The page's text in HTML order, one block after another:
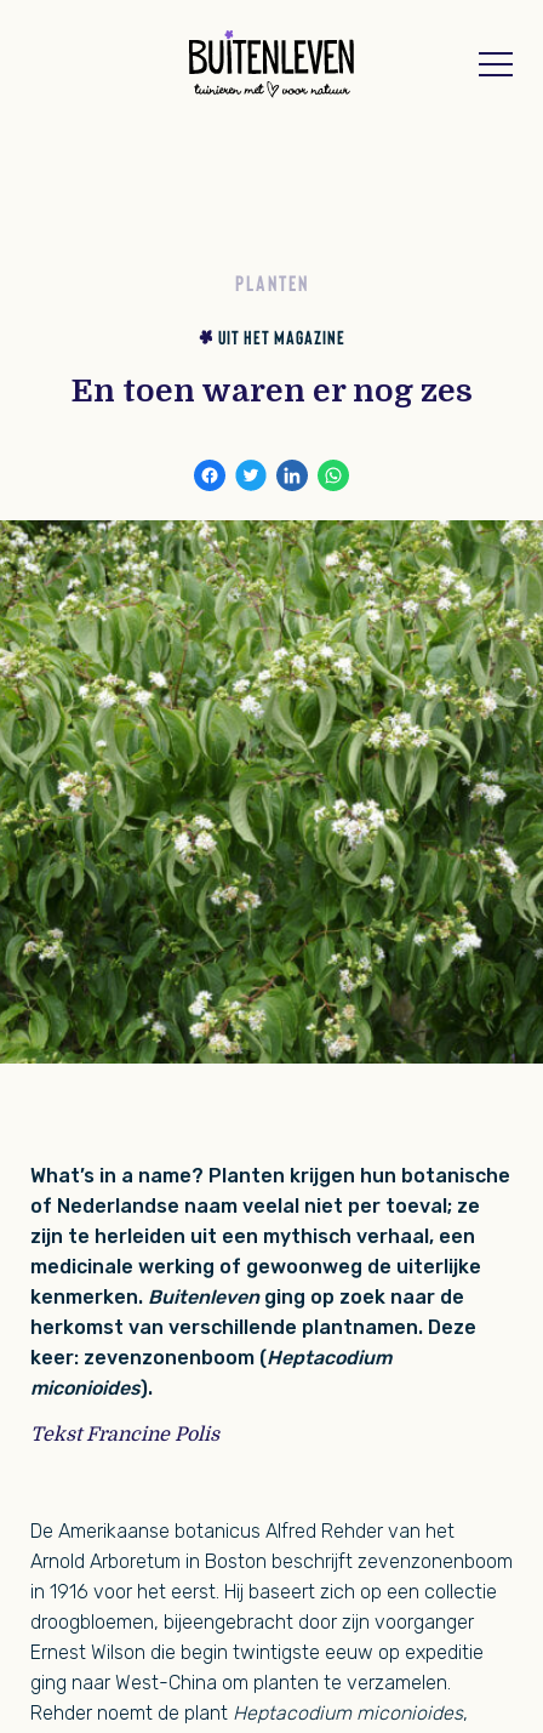
PLANTEN
UIT HET MAGAZINE
En toen waren er nog zes
What’s in a name? Planten krijgen hun botanische
of Nederlandse naam veelal niet per toeval; ze
zijn te herleiden uit een mythisch verhaal, een
medicinale werking of gewoonweg de uiterlijke
kenmerken. Buitenlevenging op zoek naar de
herkomst van verschillende plantnamen. Deze
keer: zevenzonenboom (Heptacodium
miconioides).
Tekst Francine Polis
De Amerikaanse botanicus Alfred Rehder van het
Arnold Arboretum in Boston beschrijft zevenzonenboom
in 1916 voor het eerst. Hij baseert zich op een collectie
droogbloemen, bijeengebracht door zijn voorganger
Ernest Wilson die begin twintigste eeuw op expeditie
ging naar West-China om planten te verzamelen.
Rehder noemt de plant Heptacodium miconioides,